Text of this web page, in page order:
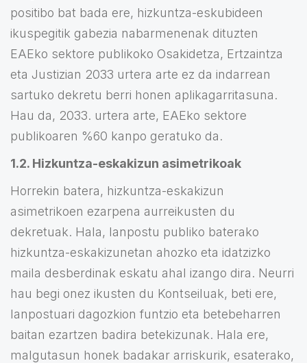
positibo bat bada ere, hizkuntza-eskubideen
ikuspegitik gabezia nabarmenenak dituzten
EAEko sektore publikoko Osakidetza, Ertzaintza
eta Justizian 2033 urtera arte ez da indarrean
sartuko dekretu berri honen aplikagarritasuna.
Hau da, 2033. urtera arte, EAEko sektore
publikoaren %60 kanpo geratuko da.
1.2. Hizkuntza-eskakizun asimetrikoak
Horrekin batera, hizkuntza-eskakizun
asimetrikoen ezarpena aurreikusten du
dekretuak. Hala, lanpostu publiko baterako
hizkuntza-eskakizunetan ahozko eta idatzizko
maila desberdinak eskatu ahal izango dira. Neurri
hau begi onez ikusten du Kontseiluak, beti ere,
lanpostuari dagozkion funtzio eta betebeharren
baitan ezartzen badira betekizunak. Hala ere,
malgutasun honek badakar arriskurik, esaterako,